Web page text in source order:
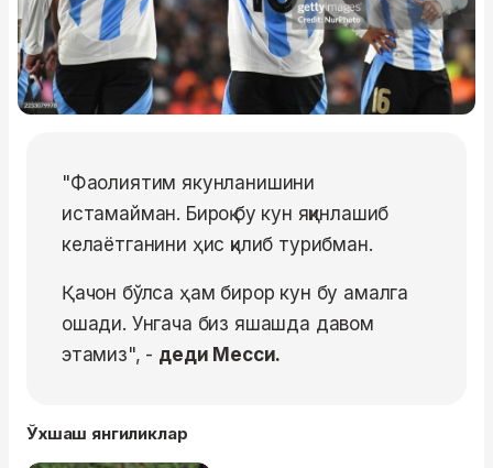
"Фаолиятим якунланишини
истамайман. Бироқ бу кун яқинлашиб
келаётганини ҳис қилиб турибман.
Қачон бўлса ҳам бирор кун бу амалга
ошади. Унгача биз яшашда давом
этамиз", - деди Месси.
Ўхшаш янгиликлар